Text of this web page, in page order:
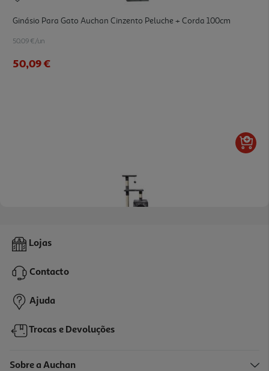
Ginásio Para Gato Auchan Cinzento Peluche + Corda 100cm
50.09 €/un
50,09 €
Ginásio Para Gato Auchan Cinzento Peluche + Sisal 30x30x59cm
40,49 €
Lojas
Contacto
Ajuda
Trocas e Devoluções
Sobre a Auchan